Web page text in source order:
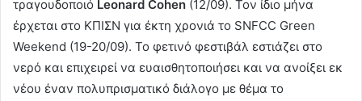
τραγουδοποιό Leonard Cohen (12/09). Τον ίδιο μήνα
έρχεται στο ΚΠΙΣΝ για έκτη χρονιά το SNFCC Green
Weekend (19-20/09). Το φετινό φεστιβάλ εστιάζει στο
νερό και επιχειρεί να ευαισθητοποιήσει και να ανοίξει εκ
νέου έναν πολυπρισματικό διάλογο με θέμα το